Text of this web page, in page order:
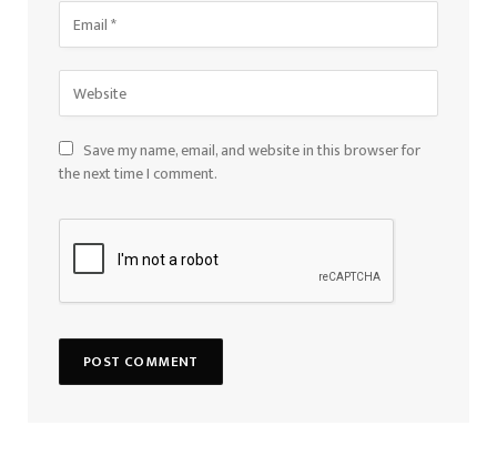
Save my name, email, and website in this browser for
the next time I comment.